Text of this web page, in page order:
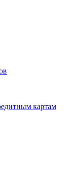
картам